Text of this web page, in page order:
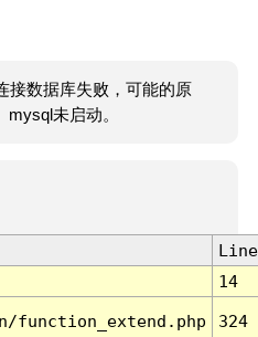
接数据库失败，可能的原
未启动。
Line
14
function_extend.php 324